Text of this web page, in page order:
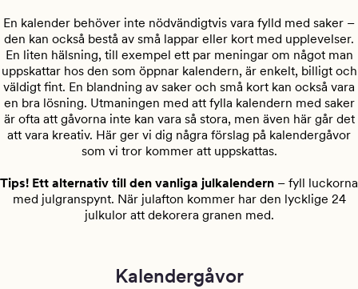
En kalender behöver inte nödvändigtvis vara fylld med saker –
den kan också bestå av små lappar eller kort med upplevelser.
En liten hälsning, till exempel ett par meningar om något man
uppskattar hos den som öppnar kalendern, är enkelt, billigt och
väldigt fint. En blandning av saker och små kort kan också vara
en bra lösning. Utmaningen med att fylla kalendern med saker
är ofta att gåvorna inte kan vara så stora, men även här går det
att vara kreativ. Här ger vi dig några förslag på kalendergåvor
som vi tror kommer att uppskattas.
Tips! Ett alternativ till den vanliga julkalendern – fyll luckorna
med julgranspynt. När julafton kommer har den lycklige 24
julkulor att dekorera granen med.
Kalendergåvor